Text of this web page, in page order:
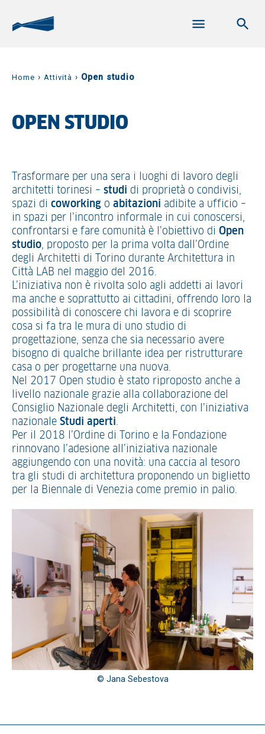
Home › Attività › Open studio
OPEN STUDIO
Trasformare per una sera i luoghi di lavoro degli
architetti torinesi – studi di proprietà o condivisi,
spazi di coworking o abitazioni adibite a ufficio –
in spazi per l’incontro informale in cui conoscersi,
confrontarsi e fare comunità è l’obiettivo di Open
studio, proposto per la prima volta dall’Ordine
degli Architetti di Torino durante Architettura in
Città LAB nel maggio del 2016.
L’iniziativa non è rivolta solo agli addetti ai lavori
ma anche e soprattutto ai cittadini, offrendo loro la
possibilità di conoscere chi lavora e di scoprire
cosa si fa tra le mura di uno studio di
progettazione, senza che sia necessario avere
bisogno di qualche brillante idea per ristrutturare
casa o per progettarne una nuova.
Nel 2017 Open studio è stato riproposto anche a
livello nazionale grazie alla collaborazione del
Consiglio Nazionale degli Architetti, con l’iniziativa
nazionale Studi aperti.
Per il 2018 l’Ordine di Torino e la Fondazione
rinnovano l’adesione all’iniziativa nazionale
aggiungendo con una novità: una caccia al tesoro
tra gli studi di architettura proponendo un biglietto
per la Biennale di Venezia come premio in palio.
© Jana Sebestova